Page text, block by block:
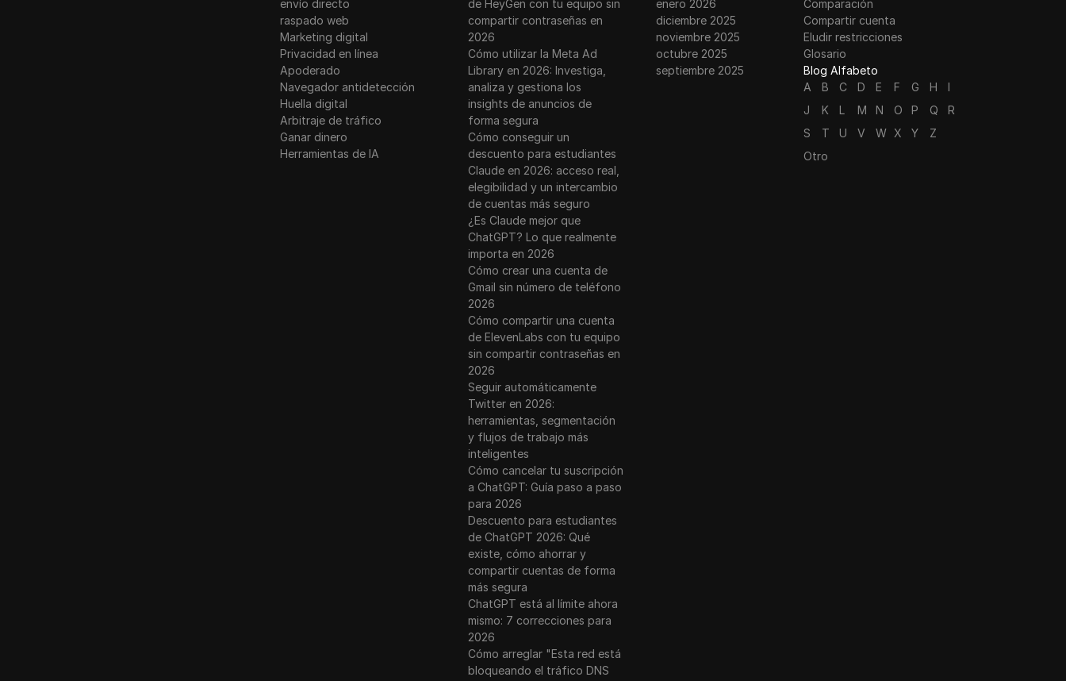
Anuncios de LinkedIn
envío directo
raspado web
Marketing digital
Privacidad en línea
Apoderado
Navegador antidetección
Huella digital
Arbitraje de tráfico
Ganar dinero
Herramientas de IA
de HeyGen con tu equipo sin
compartir contraseñas en
2026
Cómo utilizar la Meta Ad
Library en 2026: Investiga,
analiza y gestiona los
insights de anuncios de
forma segura
Cómo conseguir un
descuento para estudiantes
Claude en 2026: acceso real,
elegibilidad y un intercambio
de cuentas más seguro
¿Es Claude mejor que
ChatGPT? Lo que realmente
importa en 2026
Cómo crear una cuenta de
Gmail sin número de teléfono
2026
Cómo compartir una cuenta
de ElevenLabs con tu equipo
sin compartir contraseñas en
2026
Seguir automáticamente
Twitter en 2026:
herramientas, segmentación
y flujos de trabajo más
inteligentes
Cómo cancelar tu suscripción
a ChatGPT: Guía paso a paso
para 2026
Descuento para estudiantes
de ChatGPT 2026: Qué
existe, cómo ahorrar y
compartir cuentas de forma
más segura
ChatGPT está al límite ahora
mismo: 7 correcciones para
2026
Cómo arreglar "Esta red está
bloqueando el tráfico DNS
enero 2026
diciembre 2025
noviembre 2025
octubre 2025
septiembre 2025
Comparación
Compartir cuenta
Eludir restricciones
Glosario
Blog Alfabeto
A
B C D E F G H
I
J
K L M N O P Q
R
S
T U V W X Y
Z
Otro